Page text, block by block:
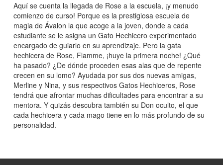
Aquí se cuenta la llegada de Rose a la escuela, ¡y menudo
comienzo de curso! Porque es la prestigiosa escuela de
magia de Ávalon la que acoge a la joven, donde a cada
estudiante se le asigna un Gato Hechicero experimentado
encargado de guiarlo en su aprendizaje. Pero la gata
hechicera de Rose, Flamme, ¡huye la primera noche! ¿Qué
ha pasado? ¿De dónde proceden esas alas que de repente
crecen en su lomo? Ayudada por sus dos nuevas amigas,
Merline y Nina, y sus respectivos Gatos Hechiceros, Rose
tendrá que afrontar muchas dificultades para encontrar a su
mentora. Y quizás descubra también su Don oculto, el que
cada hechicera y cada mago tiene en lo más profundo de su
personalidad.